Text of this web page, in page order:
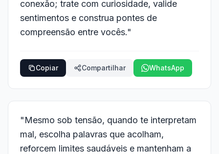
conexão; trate com curiosidade, valide
sentimentos e construa pontes de
compreensão entre vocês."
Copiar Compartilhar WhatsApp
"Mesmo sob tensão, quando te interpretam
mal, escolha palavras que acolham,
reforcem limites saudáveis e mantenham a